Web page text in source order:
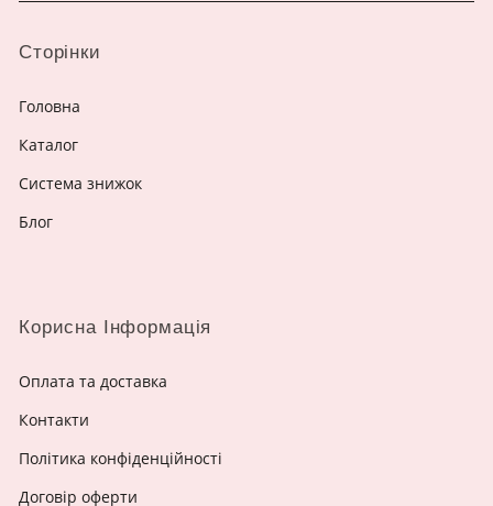
Сторінки
Головна
Каталог
Система знижок
Блог
Корисна Інформація
Оплата та доставка
Контакти
Політика конфіденційності
Договір оферти